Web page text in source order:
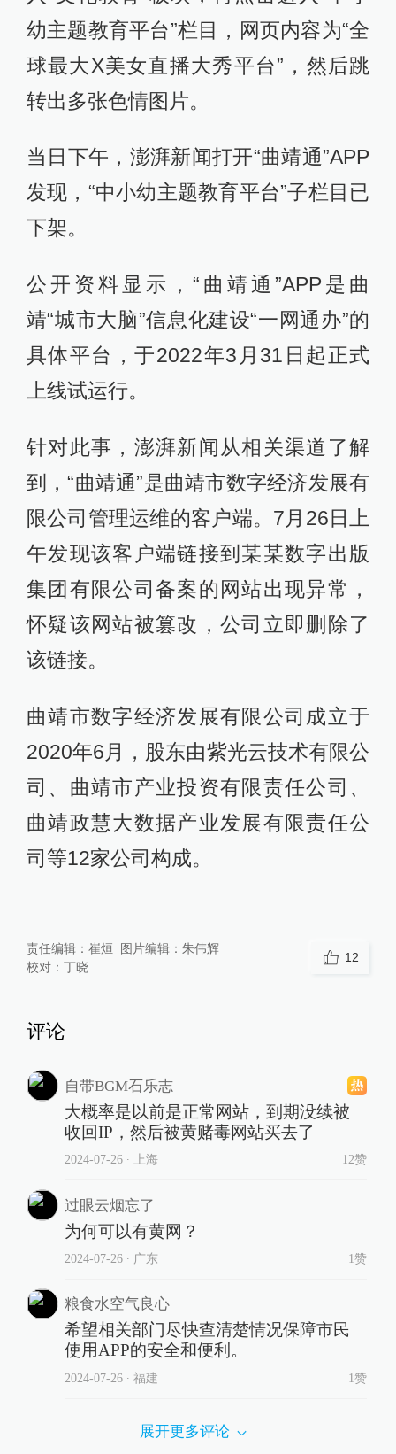
幼主题教育平台”栏目，网页内容为“全
球最大X美女直播大秀平台”，然后跳
转出多张色情图片。
当日下午，澎湃新闻打开“曲靖通”APP
发现，“中小幼主题教育平台”子栏目已
下架。
公开资料显示，“曲靖通”APP是曲
靖“城市大脑”信息化建设“一网通办”的
具体平台，于2022年3月31日起正式
上线试运行。
针对此事，澎湃新闻从相关渠道了解
到，“曲靖通”是曲靖市数字经济发展有
限公司管理运维的客户端。7月26日上
午发现该客户端链接到某某数字出版
集团有限公司备案的网站出现异常，
怀疑该网站被篡改，公司立即删除了
该链接。
曲靖市数字经济发展有限公司成立于
2020年6月，股东由紫光云技术有限公
司、曲靖市产业投资有限责任公司、
曲靖政慧大数据产业发展有限责任公
司等12家公司构成。
责任编辑： 崔烜 图片编辑： 朱伟辉
校对： 丁晓
12
评论
自带BGM石乐志
大概率是以前是正常网站，到期没续被
收回IP，然后被黄赌毒网站买去了
2024-07-26∙ 上海 12赞
过眼云烟忘了
为何可以有黄网？
2024-07-26∙ 广东 1赞
粮食水空气良心
希望相关部门尽快查清楚情况保障市民
使用APP的安全和便利。
2024-07-26∙ 福建 1赞
展开更多评论